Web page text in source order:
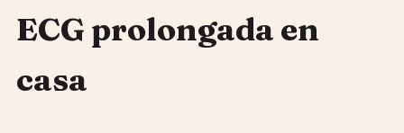
ECG prolongada en
casa